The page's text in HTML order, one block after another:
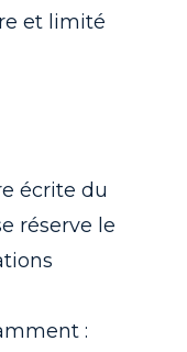
et limité
écrite du
réserve le
: